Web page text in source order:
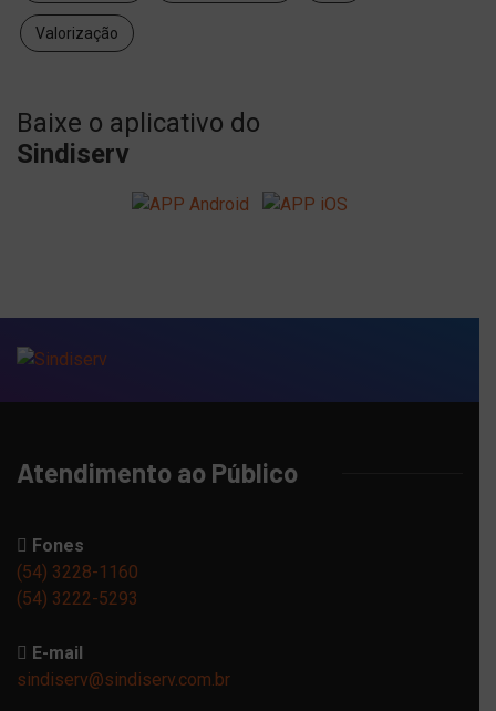
Valorização
Baixe o aplicativo do
Sindiserv
Atendimento ao Público
Fones
(54) 3228-1160
(54) 3222-5293
E-mail
sindiserv@sindiserv.com.br